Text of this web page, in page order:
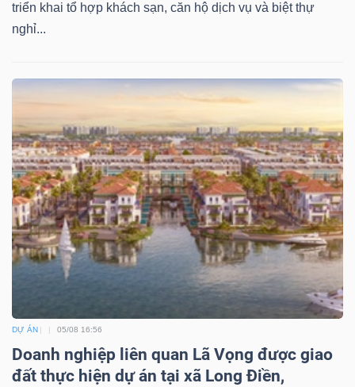
triển khai tổ hợp khách sạn, căn hộ dịch vụ và biệt thự
nghỉ...
DỰ ÁN 05/08 16:56
Doanh nghiệp liên quan Lã Vọng được giao
đất thực hiện dự án tại xã Long Điền,